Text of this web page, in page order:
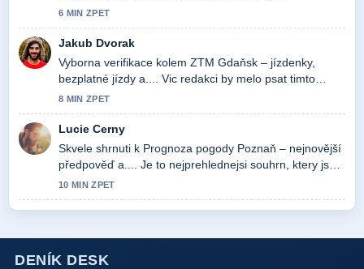
6 MIN ZPET
Jakub Dvorak
Vyborna verifikace kolem ZTM Gdaňsk – jízdenky,
bezplatné jízdy a.... Vic redakci by melo psat timto
stylem.
8 MIN ZPET
Lucie Cerny
Skvele shrnuti k Prognoza pogody Poznaň – nejnovější
předpověď a.... Je to nejprehlednejsi souhrn, ktery jsem
dnes videl.
10 MIN ZPET
DENÍK DESK